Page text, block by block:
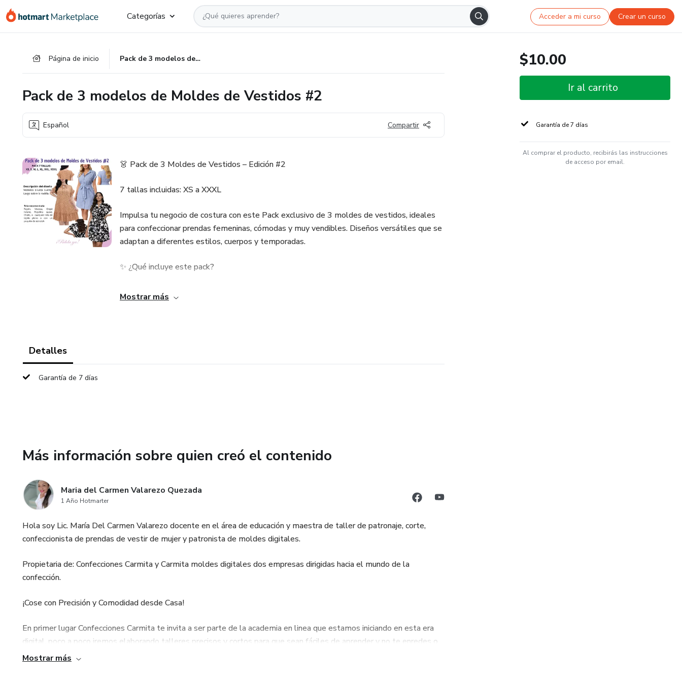
Categorías Acceder a mi curso Crear un curso
Página de inicio Pack de 3 modelos de Moldes de Vestidos #2
Pack de 3 modelos de Moldes de Vestidos #2
Español Compartir
👗 Pack de 3 Moldes de Vestidos – Edición #2
7 tallas incluidas: XS a XXXL
Impulsa tu negocio de costura con este Pack exclusivo de 3 moldes de vestidos, ideales
para confeccionar prendas femeninas, cómodas y muy vendibles. Diseños versátiles que se
adaptan a diferentes estilos, cuerpos y temporadas.
✨ ¿Qué incluye este pack?
✔️ 3 modelos de vestidos modernos y atemporales
• Emprendedoras de moda
• Costureras y modistas
🎯 Con este pack podrás crear vestidos frescos, cómodos y con excelente calce, perfectos
Mostrar más
Detalles
Garantía de 7 días
Más información sobre quien creó el contenido
Maria del Carmen Valarezo Quezada
1 Año Hotmarter
Hola soy Lic. María Del Carmen Valarezo docente en el área de educación y maestra de taller de patronaje, corte,
confeccionista de prendas de vestir de mujer y patronista de moldes digitales.
Propietaria de: Confecciones Carmita y Carmita moldes digitales dos empresas dirigidas hacia el mundo de la
confección.
¡Cose con Precisión y Comodidad desde Casa!
En primer lugar Confecciones Carmita te invita a ser parte de la academia en linea que estamos iniciando en esta era
digital, poco a poco iremos elaborando talleres precisos y cortos para que sean fáciles de aprender y no te enredes o
satures con tanta información, estos talleres los podrán realizar mujeres y hombres que deseen aprender costura
Mostrar más
$10.00
Ir al carrito
Garantía de 7 días
Al comprar el producto, recibirás las instrucciones
de acceso por email.